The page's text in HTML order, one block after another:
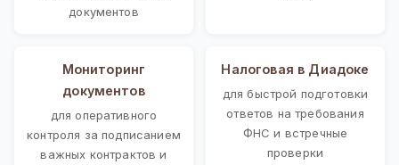
документов
Мониторинг
документов
для оперативного
контроля за подписанием
важных контрактов и
Налоговая в Диадоке
для быстрой подготовки
ответов на требования
ФНС и встречные
проверки